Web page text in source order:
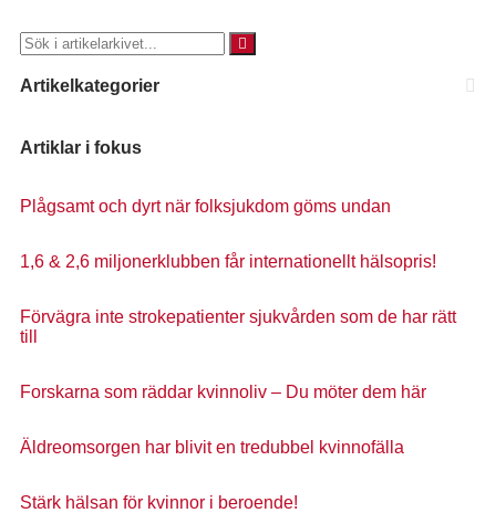
Artikelkategorier
Artiklar i fokus
Plågsamt och dyrt när folksjukdom göms undan
1,6 & 2,6 miljonerklubben får internationellt hälsopris!
Förvägra inte strokepatienter sjukvården som de har rätt
till
Forskarna som räddar kvinnoliv – Du möter dem här
Äldreomsorgen har blivit en tredubbel kvinnofälla
Stärk hälsan för kvinnor i beroende!